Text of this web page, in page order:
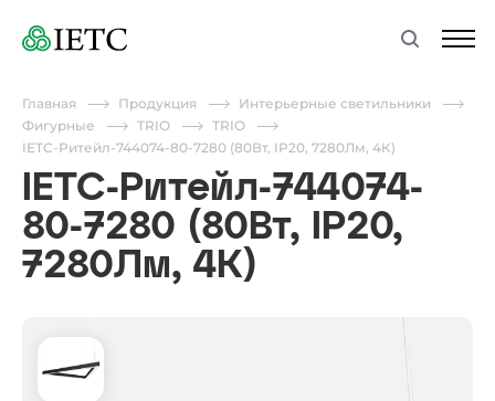
Главная Продукция
Интерьерные светильники
Фигурные
TRIO
TRIO
IETC-Ритейл-744074-80-7280 (80Вт, IP20, 7280Лм, 4К)
IETC-Ритейл-744074-
80-7280 (80Вт, IP20,
7280Лм, 4К)